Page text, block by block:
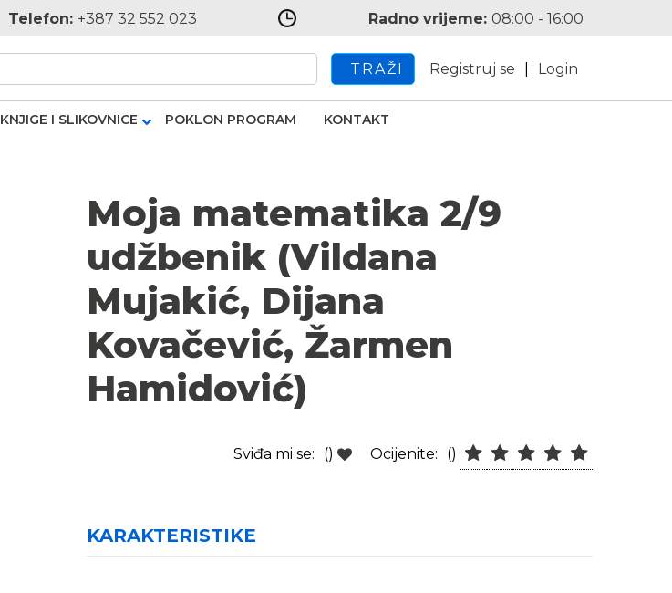
Telefon: +387 32 552 023 Radno vrijeme: 08:00 - 16:00
TRAŽI Registruj se Login
KNJIGE I SLIKOVNICE POKLON PROGRAM KONTAKT
Moja matematika 2/9
udžbenik (Vildana
Mujakić, Dijana
Kovačević, Žarmen
Hamidović)
Sviđa mi se: () Ocijenite: ()
KARAKTERISTIKE